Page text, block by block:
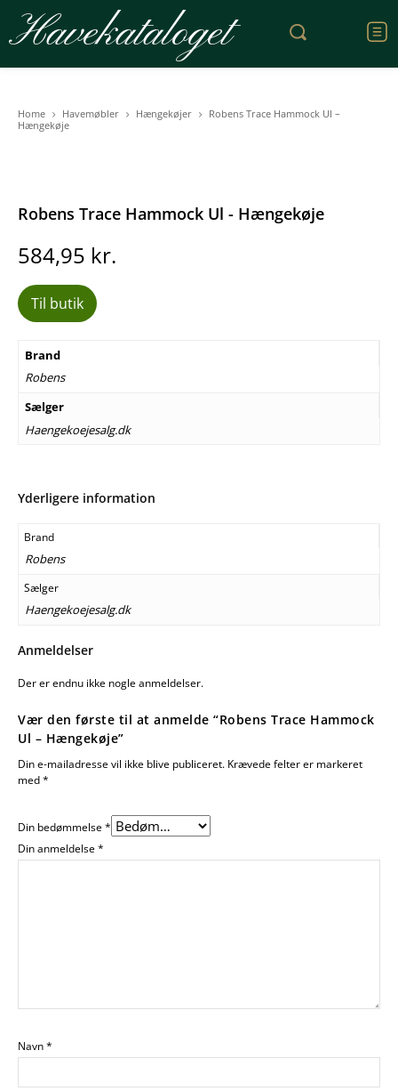
Havekataloget
Home Havemøbler Hængekøjer
Robens Trace Hammock Ul –
Hængekøje
Robens Trace Hammock Ul - Hængekøje
584,95 kr.
Til butik
Brand
Robens
Sælger
Haengekoejesalg.dk
Yderligere information
Brand
Robens
Sælger
Haengekoejesalg.dk
Anmeldelser
Der er endnu ikke nogle anmeldelser.
Vær den første til at anmelde “Robens Trace Hammock
Ul – Hængekøje”
Din e-mailadresse vil ikke blive publiceret. Krævede felter er markeret
med*
Din bedømmelse*
Din anmeldelse*
Navn*